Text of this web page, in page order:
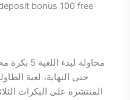
bonus 100 free
محاولة
المنتشرة على البكرات